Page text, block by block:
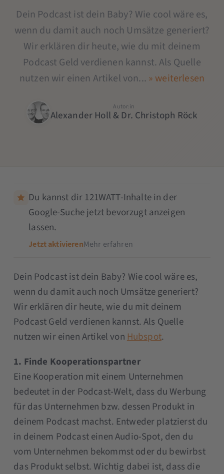
Dein Podcast ist dein Baby? Wie cool wäre es,
wenn du damit auch noch Umsätze generiert?
Wir erklären dir heute, wie du mit deinem
Podcast Geld verdienen kannst. Als Quelle
nutzen wir einen Artikel von... » weiterlesen
Autor:in
Alexander Holl & Dr. Christoph Röck
Du kannst dir 121WATT-Inhalte in der
Google-Suche jetzt bevorzugt anzeigen
lassen.
Jetzt aktivierenMehr erfahren
Dein Podcast ist dein Baby? Wie cool wäre es,
wenn du damit auch noch Umsätze generiert?
Wir erklären dir heute, wie du mit deinem
Podcast Geld verdienen kannst. Als Quelle
nutzen wir einen Artikel vonHubspot.
1. Finde Kooperationspartner
Eine Kooperation mit einem Unternehmen
bedeutet in der Podcast-Welt, dass du Werbung
für das Unternehmen bzw. dessen Produkt in
deinem Podcast machst. Entweder platzierst du
in deinem Podcast einen Audio-Spot, den du
vom Unternehmen bekommst oder du bewirbst
das Produkt selbst. Wichtig dabei ist, dass die